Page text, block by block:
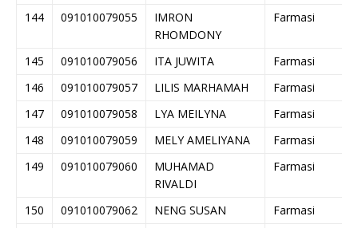
144
091010079055
IMRON
RHOMDONY
Farmasi
145 091010079056 ITA JUWITA
Farmasi
146
091010079057 LILIS MARHAMAH
Farmasi
147
091010079058 LYA MEILYNA
Farmasi
148
091010079059 MELY AMELIYANA
Farmasi
149
091010079060
MUHAMAD
RIVALDI
Farmasi
150 091010079062 NENG SUSAN
Farmasi